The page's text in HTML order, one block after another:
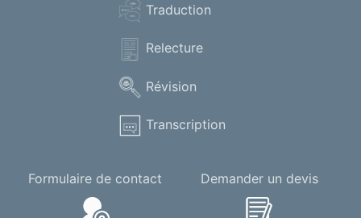
Traduction
Relecture
Révision
Transcription
Formulaire de contact Demander un devis